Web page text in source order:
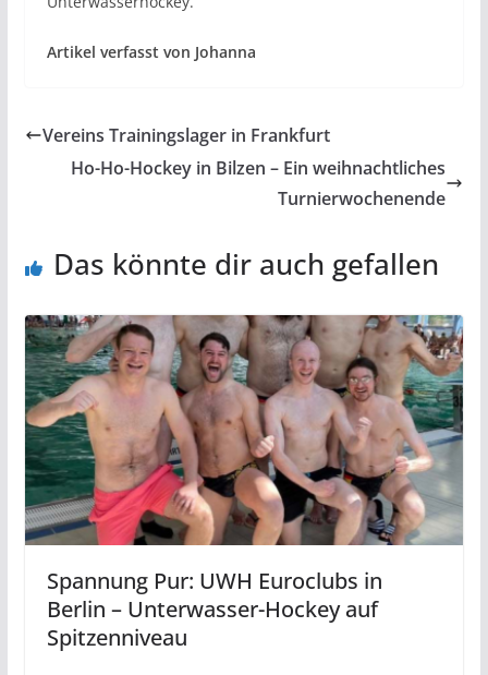
Artikel verfasst von Johanna
Vereins Trainingslager in Frankfurt
Ho-Ho-Hockey in Bilzen – Ein weihnachtliches
Turnierwochenende
Das könnte dir auch gefallen
Spannung Pur: UWH Euroclubs in
Berlin – Unterwasser-Hockey auf
Spitzenniveau